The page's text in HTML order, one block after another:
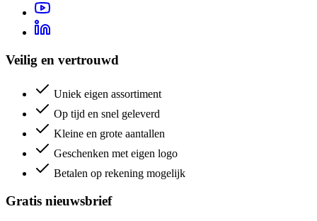
Veilig en vertrouwd
Uniek eigen assortiment
Op tijd en snel geleverd
Kleine en grote aantallen
Geschenken met eigen logo
Betalen op rekening mogelijk
Gratis nieuwsbrief